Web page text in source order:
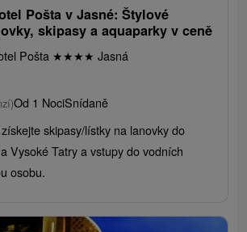
Pošta v Jasné: Štylové
skipasy a aquaparky v ceně
Pošta ★★★★ Jasná
Od 1 NociSnídaně
skipasy/lístky na lanovky do
Vysoké Tatry a vstupy do vodních
osobu.